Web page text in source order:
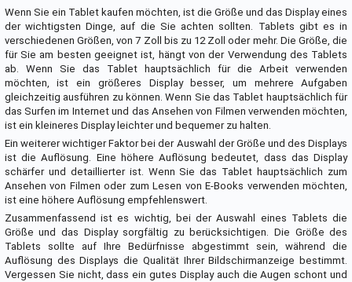
Wenn Sie ein Tablet kaufen möchten, ist die Größe und das Display eines
der wichtigsten Dinge, auf die Sie achten sollten. Tablets gibt es in
verschiedenen Größen, von 7 Zoll bis zu 12 Zoll oder mehr. Die Größe, die
für Sie am besten geeignet ist, hängt von der Verwendung des Tablets
ab. Wenn Sie das Tablet hauptsächlich für die Arbeit verwenden
möchten, ist ein größeres Display besser, um mehrere Aufgaben
gleichzeitig ausführen zu können. Wenn Sie das Tablet hauptsächlich für
das Surfen im Internet und das Ansehen von Filmen verwenden möchten,
ist ein kleineres Display leichter und bequemer zu halten.
Ein weiterer wichtiger Faktor bei der Auswahl der Größe und des Displays
ist die Auflösung. Eine höhere Auflösung bedeutet, dass das Display
schärfer und detaillierter ist. Wenn Sie das Tablet hauptsächlich zum
Ansehen von Filmen oder zum Lesen von E-Books verwenden möchten,
ist eine höhere Auflösung empfehlenswert.
Zusammenfassend ist es wichtig, bei der Auswahl eines Tablets die
Größe und das Display sorgfältig zu berücksichtigen. Die Größe des
Tablets sollte auf Ihre Bedürfnisse abgestimmt sein, während die
Auflösung des Displays die Qualität Ihrer Bildschirmanzeige bestimmt.
Vergessen Sie nicht, dass ein gutes Display auch die Augen schont und